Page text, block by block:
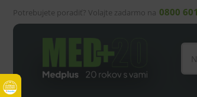
Potrebujete poradiť? Volajte zadarmo na 0800